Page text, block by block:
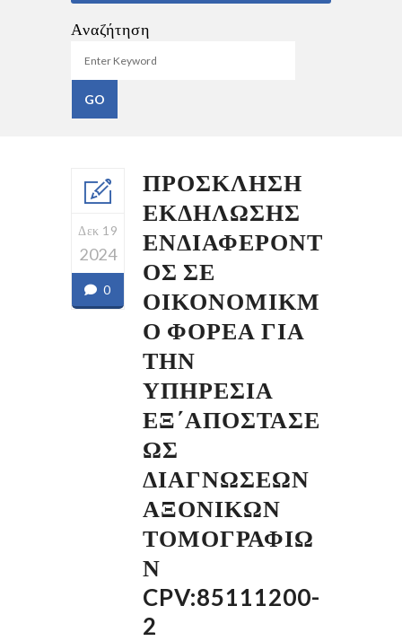
Αναζήτηση
Δεκ 19
2024
0
ΠΡΟΣΚΛΗΣΗ
ΕΚΔΗΛΩΣΗΣ
ΕΝΔΙΑΦΕΡΟΝΤ
ΟΣ ΣΕ
ΟΙΚΟΝΟΜΙΚΜ
Ο ΦΟΡΕΑ ΓΙΑ
ΤΗΝ
ΥΠΗΡΕΣΙΑ
ΕΞ΄ΑΠΟΣΤΑΣΕ
ΩΣ
ΔΙΑΓΝΩΣΕΩΝ
ΑΞΟΝΙΚΩΝ
ΤΟΜΟΓΡΑΦΙΩ
Ν
CPV:85111200-
2